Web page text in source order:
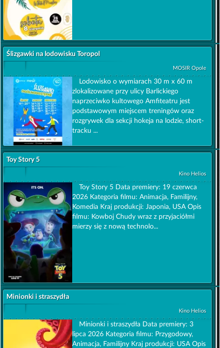
Ślizgawki na lodowisku Toropol
MOSIR Opole
Lodowisko o wymiarach 30 m x 60 m
zlokalizowane przy ulicy Barlickiego
naprzeciwko kultowego Amfiteatru jest
podstawowym miejscem treningów oraz
rozgrywek dla sekcji hokeja na lodzie, short-
tracku ...
Toy Story 5
Kino Helios
Toy Story 5 Data premiery: 19 czerwca
2026 Kategoria filmu: Animacja, Familijny,
Komedia Kraj produkcji: Japonia, USA Opis
filmu: Kowboj Chudy wraz z przyjaciółmi
mierzy się z nową technolo...
Minionki i straszydła
Kino Helios
Minionki i straszydła Data premiery: 3
lipca 2026 Kategoria filmu: Przygodowy,
Animacja, Familijny Kraj produkcji: USA Opis